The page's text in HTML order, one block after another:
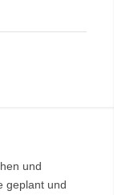
und
geplant und